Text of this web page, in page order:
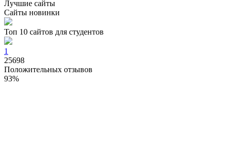
Лучшие сайты
Сайты новинки
Топ 10 сайтов для студентов
1
25698
Положительных отзывов
93%